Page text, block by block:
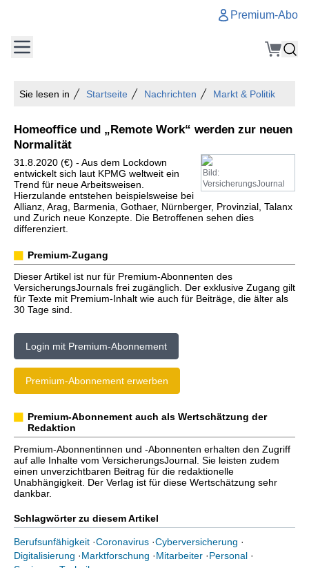
Premium-Abo
Sie lesen in Startseite Nachrichten Markt & Politik
Homeoffice und „Remote Work“ werden zur neuen
Normalität
Bild:
VersicherungsJournal
31.8.2020 (€) - Aus dem Lockdown
entwickelt sich laut KPMG weltweit ein
Trend für neue Arbeitsweisen.
Hierzulande entstehen beispielsweise bei
Allianz, Arag, Barmenia, Gothaer, Nürnberger, Provinzial, Talanx
und Zurich neue Konzepte. Die Betroffenen sehen dies
differenziert.
Premium-Zugang
Dieser Artikel ist nur für Premium-Abonnenten des
VersicherungsJournals frei zugänglich. Der exklusive Zugang gilt
für Texte mit Premium-Inhalt wie auch für Beiträge, die älter als
30 Tage sind.
Login mit Premium-Abonnement
Premium-Abonnement erwerben
Premium-Abonnement auch als Wertschätzung der
Redaktion
Premium-Abonnentinnen und -Abonnenten erhalten den Zugriff
auf alle Inhalte vom VersicherungsJournal. Sie leisten zudem
einen unverzichtbaren Beitrag für die redaktionelle
Unabhängigkeit. Der Verlag ist für diese Wertschätzung sehr
dankbar.
Schlagwörter zu diesem Artikel
Berufsunfähigkeit ·Coronavirus ·Cyberversicherung ·
Digitalisierung ·Marktforschung ·Mitarbeiter ·Personal ·